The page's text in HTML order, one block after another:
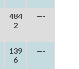
484
2
—-
139
6
—-